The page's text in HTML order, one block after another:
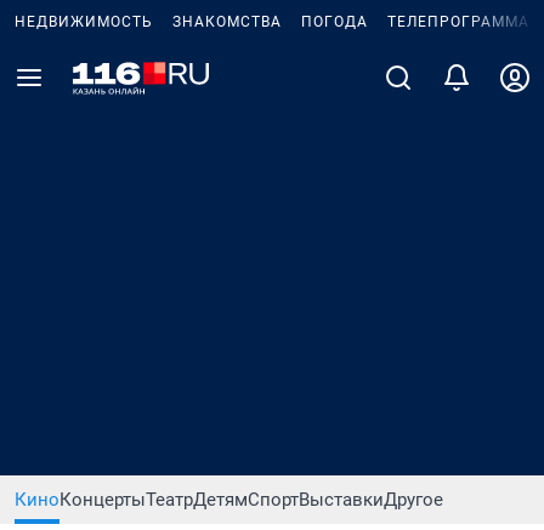
НЕДВИЖИМОСТЬ ЗНАКОМСТВА ПОГОДА ТЕЛЕПРОГРАММА
КиноКонцертыТеатрДетямСпортВыставкиДругое